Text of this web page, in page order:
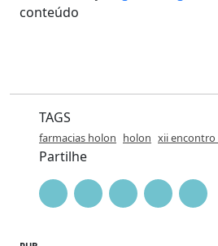
conteúdo
TAGS
farmacias holon holon xii encontro
Partilhe